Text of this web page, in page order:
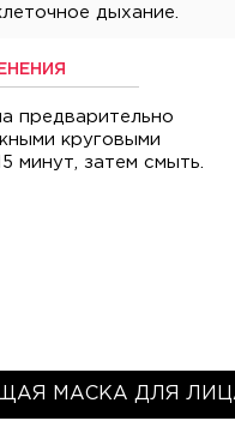
предварительно
круговыми
минут, затем смыть.
МАСКА ДЛЯ